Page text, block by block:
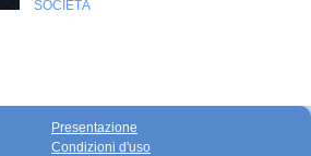
SOCIETÀ
Presentazione
Condizioni d'uso